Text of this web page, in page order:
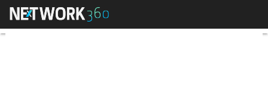
Alex Osterwalder, CEO